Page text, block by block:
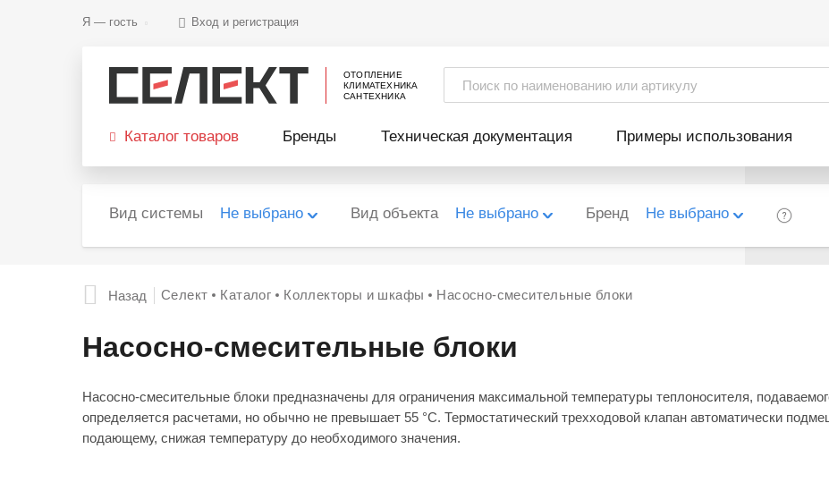
Я — гость Вход и регистрация
ОТОПЛЕНИЕ
КЛИМАТЕХНИКА
САНТЕХНИКА
Каталог товаров Бренды Техническая документация Примеры использования
Вид системы Не выбрано Вид объекта Не выбрано Бренд Не выбрано
Назад Селект Каталог Коллекторы и шкафы Насосно-смесительные блоки
Насосно-смесительные блоки
Насосно-смесительные блоки предназначены для ограничения максимальной температуры теплоносителя,
определяется расчетами, но обычно не превышает 55 °С. Термостатический трехходовой клапан автоматически
подающему, снижая температуру до необходимого значения.